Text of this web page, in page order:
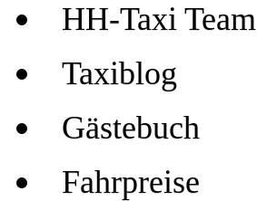
HH-Taxi Team
Taxiblog
Gästebuch
Fahrpreise